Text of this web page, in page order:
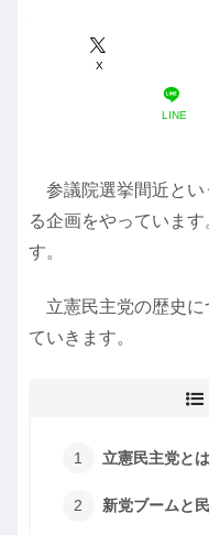
X
LINE
参議院選挙間近とい
る企画をやっていま
す。
立憲民主党の歴史に
ていきます。
立憲民主党とは
新党ブームと